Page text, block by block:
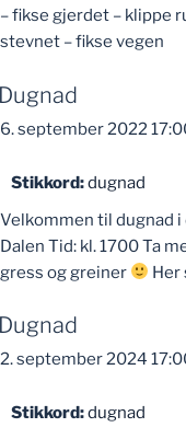
– fikse gjerdet – klippe
stevnet – fikse vegen
6. september 2022
Stikkord:dugnad
Velkommen til dugnad
Dalen Tid: kl. 1700 Ta
gress og greiner
Her
2. september 2024
Stikkord:dugnad